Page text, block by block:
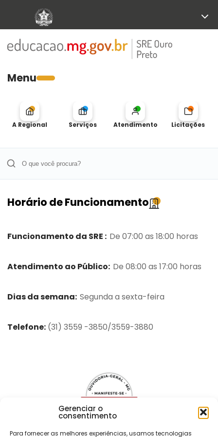
Gerenciar o
consentimento
Para fornecer as melhores experiências, usamos tecnologias
Menu
A Regional Serviços Atendimento Licitações
Horário de Funcionamento
Funcionamento da SRE : De 07:00 as 18:00 horas
Atendimento ao Público: De 08:00 as 17:00 horas
Dias da semana: Segunda a sexta-feira
Telefone: (31) 3559 -3850/3559-3880